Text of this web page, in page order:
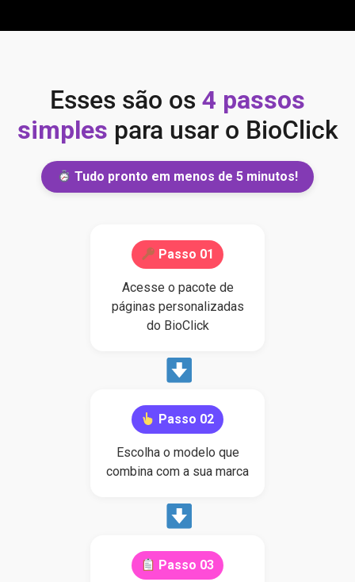
Esses são os 4 passos
simples para usar o BioClick
Tudo pronto em menos de 5 minutos!
Passo 01
Acesse o pacote de
páginas personalizadas
do BioClick
Passo 02
Escolha o modelo que
combina com a sua marca
Passo 03